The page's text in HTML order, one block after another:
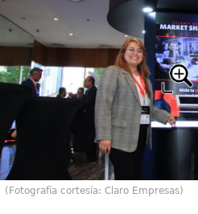
(Fotografía cortesía: Claro Empresas)